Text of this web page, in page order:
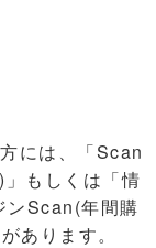
には、「Scan
もしくは「情
ンScan(年間購
あります。